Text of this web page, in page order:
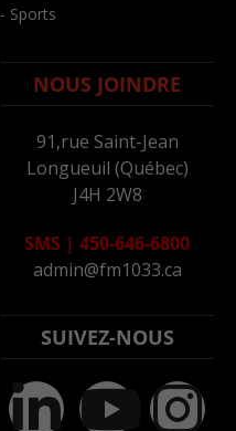
- Sports
NOUS JOINDRE
91,rue Saint-Jean
Longueuil (Québec)
J4H 2W8
SMS | 450-646-6800
admin@fm1033.ca
SUIVEZ-NOUS